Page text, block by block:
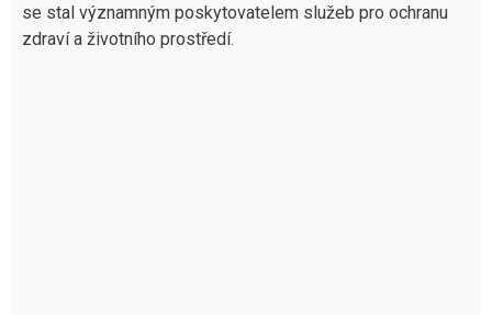
se stal významným poskytovatelem služeb pro ochranu
zdraví a životního prostředí.